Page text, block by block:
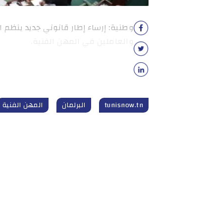
وطنية: إرساء إطار قانوني جديد
tunisnow.tn البرلمان المهن الفنية